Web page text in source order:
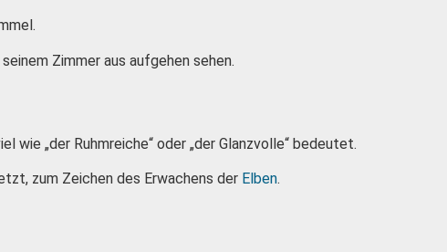
Zimmer aus aufgehen sehen.
wie „der Ruhmreiche“ oder „der Glanzvolle“ bedeutet.
zum Zeichen des Erwachens der Elben.